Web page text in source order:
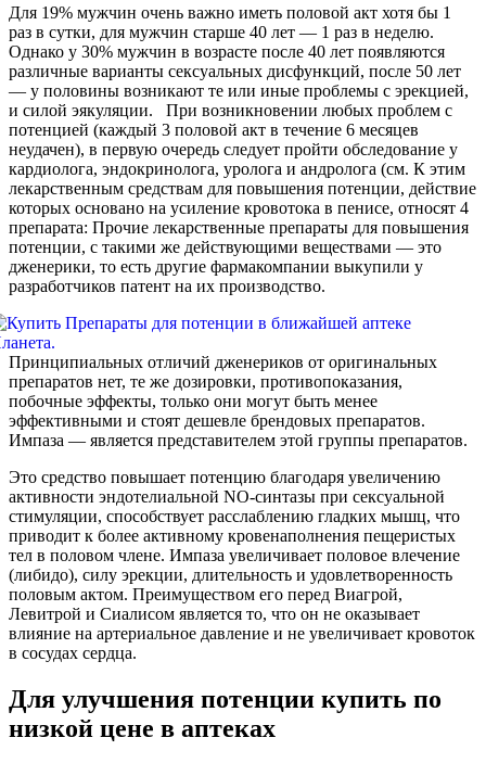
Для 19% мужчин очень важно иметь половой акт хотя бы 1
раз в сутки, для мужчин старше 40 лет — 1 раз в неделю.
Однако у 30% мужчин в возрасте после 40 лет появляются
различные варианты сексуальных дисфункций, после 50 лет
— у половины возникают те или иные проблемы с эрекцией,
и силой эякуляции. При возникновении любых проблем с
потенцией (каждый 3 половой акт в течение 6 месяцев
неудачен), в первую очередь следует пройти обследование у
кардиолога, эндокринолога, уролога и андролога (см. К этим
лекарственным средствам для повышения потенции, действие
которых основано на усиление кровотока в пенисе, относят 4
препарата: Прочие лекарственные препараты для повышения
потенции, с такими же действующими веществами — это
дженерики, то есть другие фармакомпании выкупили у
разработчиков патент на их производство.
Принципиальных отличий дженериков от оригинальных
препаратов нет, те же дозировки, противопоказания,
побочные эффекты, только они могут быть менее
эффективными и стоят дешевле брендовых препаратов.
Импаза — является представителем этой группы препаратов.
Это средство повышает потенцию благодаря увеличению
активности эндотелиальной NO-синтазы при сексуальной
стимуляции, способствует расслаблению гладких мышц, что
приводит к более активному кровенаполнения пещеристых
тел в половом члене. Импаза увеличивает половое влечение
(либидо), силу эрекции, длительность и удовлетворенность
половым актом. Преимуществом его перед Виагрой,
Левитрой и Сиалисом является то, что он не оказывает
влияние на артериальное давление и не увеличивает кровоток
в сосудах сердца.
Для улучшения потенции купить по
низкой цене в аптеках